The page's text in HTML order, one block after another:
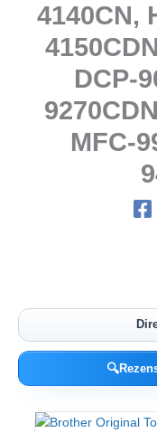
4140CN,
DCP-
MFC-
🔍